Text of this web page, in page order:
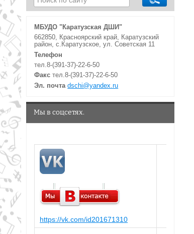
МБУДО "Каратузская ДШИ"
662850, Красноярский край, Каратузский
район, с.Каратузское, ул. Советская 11
Телефон
тел.8-(391-37)-22-6-50
Факс тел.8-(391-37)-22-6-50
Эл. почта dschi@yandex.ru
Мы в соцсетях.
https://vk.com/id201671310